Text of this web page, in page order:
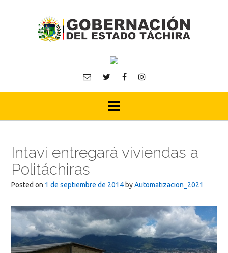
Intavi entregará viviendas a
Politáchiras
Posted on 1 de septiembre de 2014 byAutomatizacion_2021